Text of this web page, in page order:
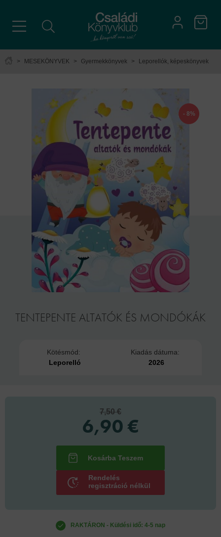
> MESEKÖNYVEK > Gyermekkönyvek > Leporellók, képeskönyvek
- 8%
TENTEPENTE ALTATÓK ÉS MONDÓKÁK
Kötésmód:
Leporelló
Kiadás dátuma:
2026
RAKTÁRON - Küldési idő: 4-5 nap
7,50 €
6,90 €
Rendelés
regisztráció nélkül